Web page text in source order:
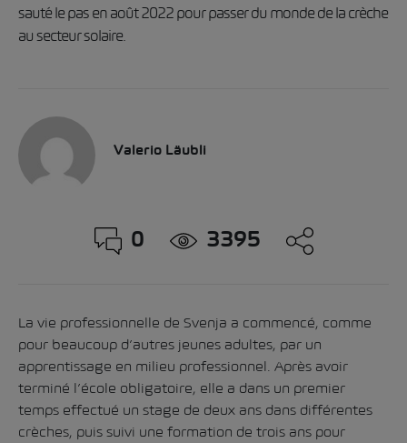
sauté le pas en août 2022 pour passer du monde de la crèche
au secteur solaire.
Valerio Läubli
0 3395
La vie professionnelle de Svenja a commencé, comme
pour beaucoup d’autres jeunes adultes, par un
apprentissage en milieu professionnel. Après avoir
terminé l’école obligatoire, elle a dans un premier
temps effectué un stage de deux ans dans différentes
crèches, puis suivi une formation de trois ans pour